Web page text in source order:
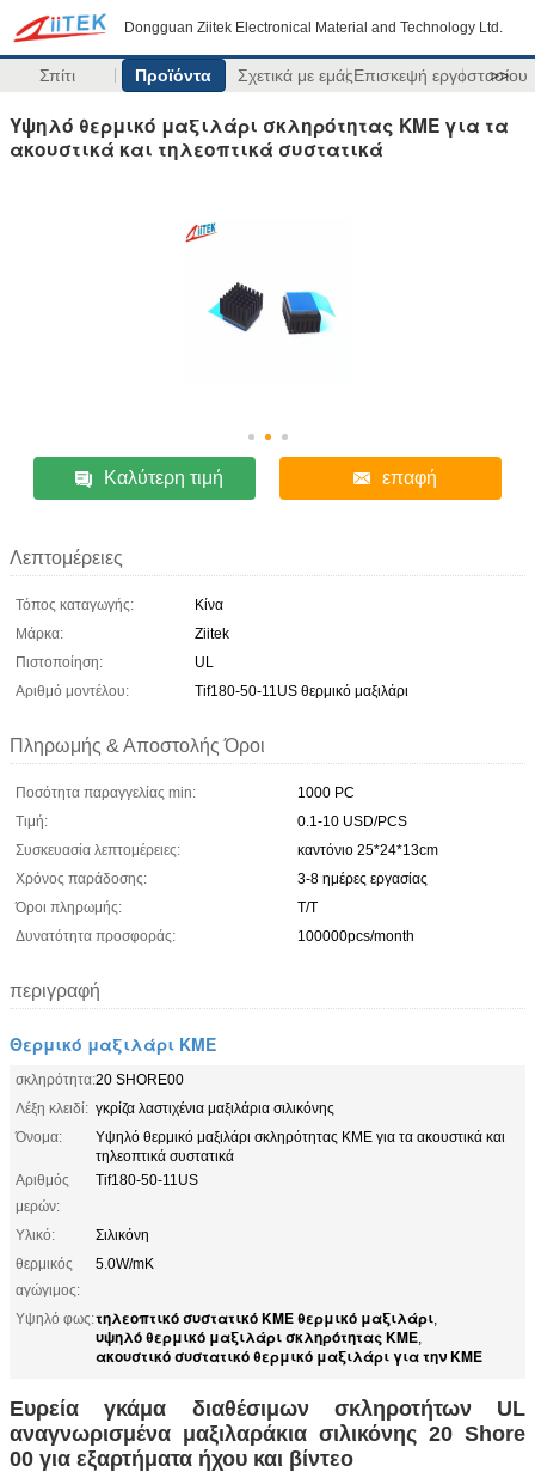
Dongguan Ziitek Electronical Material and Technology Ltd.
Σπίτι Προϊόντα Σχετικά με εμάςΕπισκεψή εργοστασίου
>>
Υψηλό θερμικό μαξιλάρι σκληρότητας ΚΜΕ για τα
ακουστικά και τηλεοπτικά συστατικά
Καλύτερη τιμή επαφή
Λεπτομέρειες
Τόπος καταγωγής:
Κίνα
Μάρκα:
Ziitek
Πιστοποίηση:
UL
Αριθμό μοντέλου:
Tif180-50-11US θερμικό μαξιλάρι
Πληρωμής & Αποστολής Όροι
Ποσότητα παραγγελίας min:
1000 PC
Τιμή:
0.1-10 USD/PCS
Συσκευασία λεπτομέρειες:
καντόνιο 25*24*13cm
Χρόνος παράδοσης:
3-8 ημέρες εργασίας
Όροι πληρωμής:
T/T
Δυνατότητα προσφοράς:
100000pcs/month
περιγραφή
Θερμικό μαξιλάρι ΚΜΕ
σκληρότητα:20 SHORE00
Λέξη κλειδί: γκρίζα λαστιχένια μαξιλάρια σιλικόνης
Όνομα:
Υψηλό θερμικό μαξιλάρι σκληρότητας ΚΜΕ για τα ακουστικά και
τηλεοπτικά συστατικά
Αριθμός
μερών:
Tif180-50-11US
Υλικό:
Σιλικόνη
θερμικός
αγώγιμος:
5.0W/mK
Υψηλό φως:τηλεοπτικό συστατικό ΚΜΕ θερμικό μαξιλάρι,
υψηλό θερμικό μαξιλάρι σκληρότητας ΚΜΕ,
ακουστικό συστατικό θερμικό μαξιλάρι για την ΚΜΕ
Ευρεία γκάμα διαθέσιμων σκληροτήτων UL
αναγνωρισμένα μαξιλαράκια σιλικόνης 20 Shore
00 για εξαρτήματα ήχου και βίντεο